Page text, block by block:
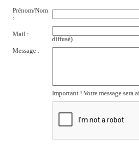
Prénom/Nom
:
Mail :
diffusé)
Message :
Important ! Votre message sera